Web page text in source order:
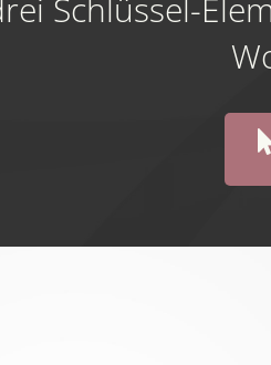
Schlüssel-